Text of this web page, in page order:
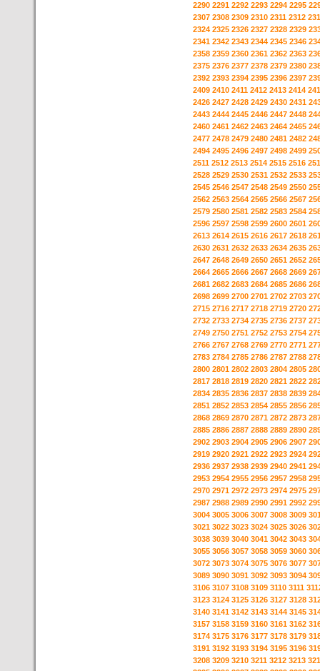
2290 2291 2292 2293 2294 2295
2307 2308 2309 2310 2311 2312
2324 2325 2326 2327 2328 2329
2341 2342 2343 2344 2345 2346
2358 2359 2360 2361 2362 2363
2375 2376 2377 2378 2379 2380
2392 2393 2394 2395 2396 2397
2409 2410 2411 2412 2413 2414
2426 2427 2428 2429 2430 2431
2443 2444 2445 2446 2447 2448
2460 2461 2462 2463 2464 2465
2477 2478 2479 2480 2481 2482
2494 2495 2496 2497 2498 2499
2511 2512 2513 2514 2515 2516
2528 2529 2530 2531 2532 2533
2545 2546 2547 2548 2549 2550
2562 2563 2564 2565 2566 2567
2579 2580 2581 2582 2583 2584
2596 2597 2598 2599 2600 2601
2613 2614 2615 2616 2617 2618
2630 2631 2632 2633 2634 2635
2647 2648 2649 2650 2651 2652
2664 2665 2666 2667 2668 2669
2681 2682 2683 2684 2685 2686
2698 2699 2700 2701 2702 2703
2715 2716 2717 2718 2719 2720
2732 2733 2734 2735 2736 2737
2749 2750 2751 2752 2753 2754
2766 2767 2768 2769 2770 2771
2783 2784 2785 2786 2787 2788
2800 2801 2802 2803 2804 2805
2817 2818 2819 2820 2821 2822
2834 2835 2836 2837 2838 2839
2851 2852 2853 2854 2855 2856
2868 2869 2870 2871 2872 2873
2885 2886 2887 2888 2889 2890
2902 2903 2904 2905 2906 2907
2919 2920 2921 2922 2923 2924
2936 2937 2938 2939 2940 2941
2953 2954 2955 2956 2957 2958
2970 2971 2972 2973 2974 2975
2987 2988 2989 2990 2991 2992
3004 3005 3006 3007 3008 3009
3021 3022 3023 3024 3025 3026
3038 3039 3040 3041 3042 3043
3055 3056 3057 3058 3059 3060
3072 3073 3074 3075 3076 3077
3089 3090 3091 3092 3093 3094
3106 3107 3108 3109 3110 3111
3123 3124 3125 3126 3127 3128
3140 3141 3142 3143 3144 3145
3157 3158 3159 3160 3161 3162
3174 3175 3176 3177 3178 3179
3191 3192 3193 3194 3195 3196
3208 3209 3210 3211 3212 3213